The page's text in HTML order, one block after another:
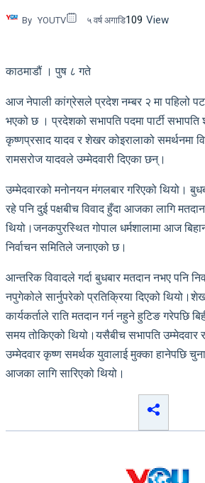
By YOUTV ५ वर्ष अगाडि109 View
काठमाडौं । पुष ८ गते
आज नेपाली कांग्रेसले प्रदेश नम्बर २ मा पहिलो
भएको छ । प्रदेशको सभापति पदमा पार्टी सभापति
कृष्णप्रसाद यादव र शेखर कोइरालाको समर्थनमा
रामसरोज यादवले उम्मेदवारी दिएका छन्।
उम्मेदवारको मनोनयन मंगलबार गरिएको थियो।
रहे पनि दुई पक्षबीच विवाद हुँदा आजका लागि
थियो।जनकपुरस्थित गोपाल धर्मशालामा आज
निर्वाचन समितिले जनाएको छ।
आन्तरिक विवादले गर्दा बुधबार मतदान नभए पनि
नपुगेकोले सार्नुपरेको प्रतिक्रिया दिएको
कार्यकर्ताले राति मतदान गर्न नहुने हुटिङ गरेपछि
समय तोकिएको थियो।यसैबीच सभापति उम्मेदवार
उम्मेदवार कृष्ण समर्थक युवालाई मुक्का हानेपछि
आजका लागि सारिएको थियो।